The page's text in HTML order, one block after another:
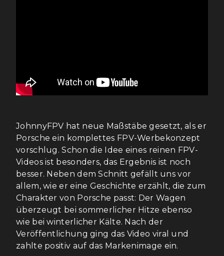
JohnnyFPV hat neue Maßstäbe gesetzt, als er
Porsche ein komplettes FPV-Werbekonzept
vorschlug. Schon die Idee eines reinen FPV-
Videos ist besonders, das Ergebnis ist noch
besser. Neben dem Schnitt gefällt uns vor
allem, wie er eine Geschichte erzählt, die zum
Charakter von Porsche passt: Der Wagen
überzeugt bei sommerlicher Hitze ebenso
wie bei winterlicher Kälte. Nach der
Veröffentlichung ging das Video viral und
zahlte positiv auf das Markenimage ein.